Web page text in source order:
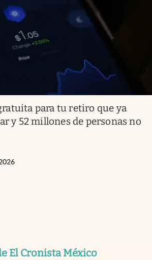
para tu retiro que ya
y 52 millones de personas no
El Cronista México